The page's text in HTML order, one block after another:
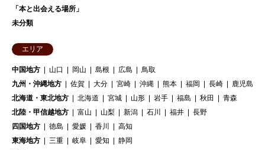
「本と出会える場所」
未分類
エリア
中国地方 山口 岡山 島根 広島
鳥取
九州・沖縄地方
佐賀 大分 宮崎 沖縄 熊本 福岡 長崎
鹿児島
北海道・東北地方
北海道 宮城 山形 岩手 福島 秋田
青森
北陸・甲信越地方
富山 山梨 新潟 石川 福井
長野
四国地方
徳島 愛媛 香川
高知
東海地方
三重 岐阜 愛知
静岡